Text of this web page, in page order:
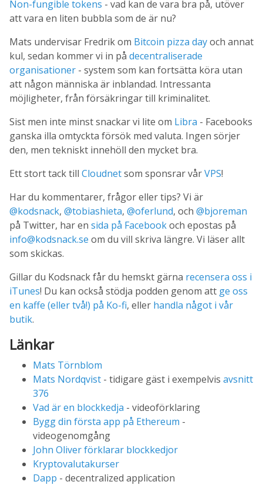
Non-fungible tokens - vad kan de vara bra på, utöver
att vara en liten bubbla som de är nu?
Mats undervisar Fredrik om Bitcoin pizza dayoch annat
kul, sedan kommer vi in på decentraliserade
organisationer - system som kan fortsätta köra utan
att någon människa är inblandad. Intressanta
möjligheter, från försäkringar till kriminalitet.
Sist men inte minst snackar vi lite om Libra - Facebooks
ganska illa omtyckta försök med valuta. Ingen sörjer
den, men tekniskt innehöll den mycket bra.
Ett stort tack till Cloudnetsom sponsrar vårVPS!
Har du kommentarer, frågor eller tips? Vi är
@kodsnack, @tobiashieta, @oferlund, och @bjoreman
på Twitter, har en sida på Facebookoch epostas på
info@kodsnack.se om du vill skriva längre. Vi läser allt
som skickas.
Gillar du Kodsnack får du hemskt gärna recensera oss i
iTunes! Du kan också stödja podden genom att ge oss
en kaffe (eller två!) på Ko-fi, eller handla något i vår
butik.
Länkar
Mats Törnblom
Mats Nordqvist - tidigare gäst i exempelvis avsnitt
376
Vad är en blockkedja - videoförklaring
Bygg din första app på Ethereum -
videogenomgång
John Oliver förklarar blockkedjor
Kryptovalutakurser
Dapp - decentralized application